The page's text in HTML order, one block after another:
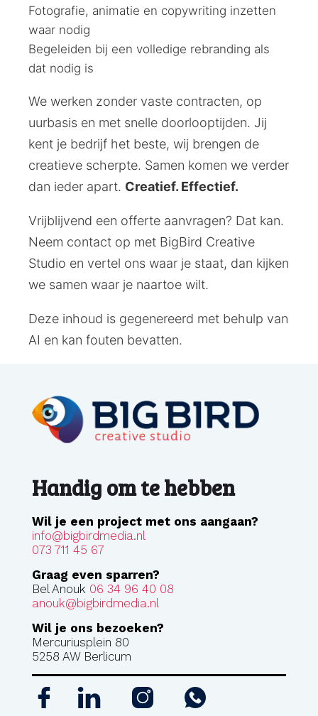
Fotografie, animatie en copywriting inzetten
waar nodig
Begeleiden bij een volledige rebranding als
dat nodig is
We werken zonder vaste contracten, op
uurbasis en met snelle doorlooptijden. Jij
kent je bedrijf het beste, wij brengen de
creatieve scherpte. Samen komen we verder
dan ieder apart. Creatief. Effectief.
Vrijblijvend een offerte aanvragen? Dat kan.
Neem contact op met BigBird Creative
Studio en vertel ons waar je staat, dan kijken
we samen waar je naartoe wilt.
Deze inhoud is gegenereerd met behulp van
AI en kan fouten bevatten.
Handig om te hebben
Wil je een project met ons aangaan?
info@bigbirdmedia.nl
073 711 45 67
Graag even sparren?
Bel Anouk 06 34 96 40 08
anouk@bigbirdmedia.nl
Wil je ons bezoeken?
Mercuriusplein 80
5258 AW Berlicum